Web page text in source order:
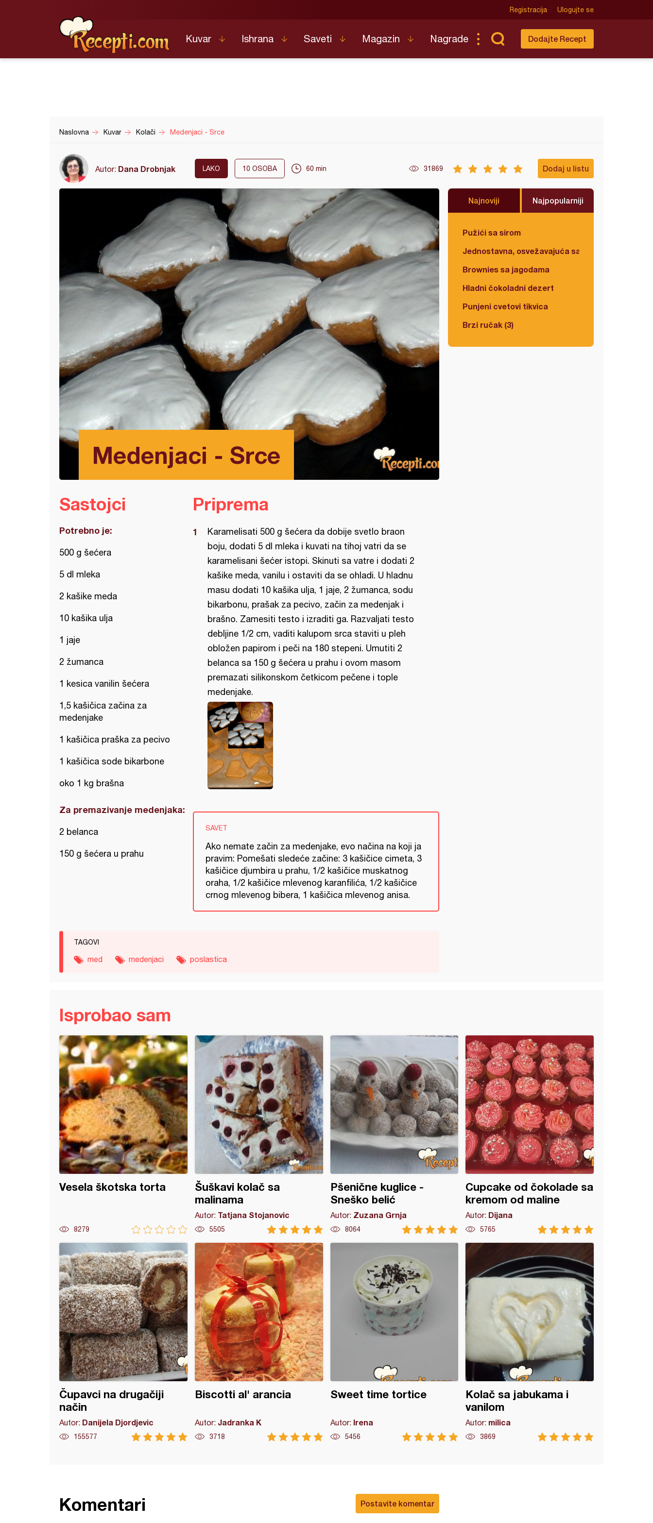
Registracija Ulogujte se
Kuvar Ishrana Saveti Magazin Nagrade Dodajte Recept
Naslovna Kuvar Kolači Medenjaci - Srce
Autor: Dana Drobnjak LAKO 10 OSOBA 60 min 31869 Dodaj u listu
Medenjaci - Srce
Najnoviji Najpopularniji
Pužići sa sirom
Jednostavna, osvežavajuća salata
Brownies sa jagodama
Hladni čokoladni dezert
Punjeni cvetovi tikvica
Brzi ručak (3)
Sastojci
Potrebno je:
500 g šećera
5 dl mleka
2 kašike meda
10 kašika ulja
1 jaje
2 žumanca
1 kesica vanilin šećera
1,5 kašičica začina za
medenjake
1 kašičica praška za pecivo
1 kašičica sode bikarbone
oko 1 kg brašna
Za premazivanje medenjaka:
2 belanca
150 g šećera u prahu
Priprema
Karamelisati 500 g šećera da dobije svetlo braon
boju, dodati 5 dl mleka i kuvati na tihoj vatri da se
karamelisani šećer istopi. Skinuti sa vatre i dodati 2
kašike meda, vanilu i ostaviti da se ohladi. U hladnu
masu dodati 10 kašika ulja, 1 jaje, 2 žumanca, sodu
bikarbonu, prašak za pecivo, začin za medenjak i
brašno. Zamesiti testo i izraditi ga. Razvaljati testo
debljine 1/2 cm, vaditi kalupom srca staviti u pleh
obložen papirom i peči na 180 stepeni. Umutiti 2
belanca sa 150 g šećera u prahu i ovom masom
premazati silikonskom četkicom pečene i tople
medenjake.
SAVET
Ako nemate začin za medenjake, evo načina na koji ja
pravim: Pomešati sledeće začine: 3 kašičice cimeta, 3
kašičice djumbira u prahu, 1/2 kašičice muskatnog
oraha, 1/2 kašičice mlevenog karanfilića, 1/2 kašičice
crnog mlevenog bibera, 1 kašičica mlevenog anisa.
TAGOVI
med medenjaci poslastica
Isprobao sam
Vesela škotska torta
8279
Šuškavi kolač sa
malinama
Autor: Tatjana Stojanovic
5505
Pšenične kuglice -
Sneško belić
Autor: Zuzana Grnja
8064
Cupcake od čokolade sa
kremom od maline
Autor: Dijana
5765
od čokolade sa kremom od maline
Čupavci na drugačiji
način
Autor: Danijela Djordjevic
155577
Biscotti al' arancia
Autor: Jadranka K
3718
Sweet time tortice
Autor: Irena
5456
Kolač sa jabukama i
vanilom
Autor: milica
3869
jabukama i vanilom
Postavite komentar
Komentari